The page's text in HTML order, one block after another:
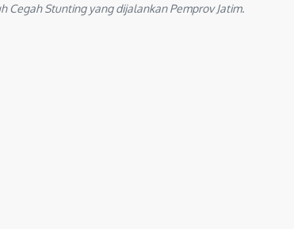
Cegah Stunting yang dijalankan Pemprov Jatim.